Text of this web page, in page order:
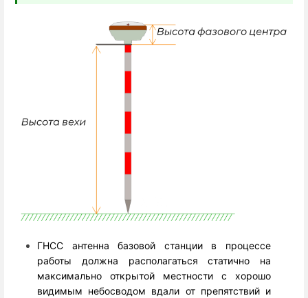
ГНСС антенна базовой станции в процессе
работы должна располагаться статично на
максимально открытой местности с хорошо
видимым небосводом вдали от препятствий и